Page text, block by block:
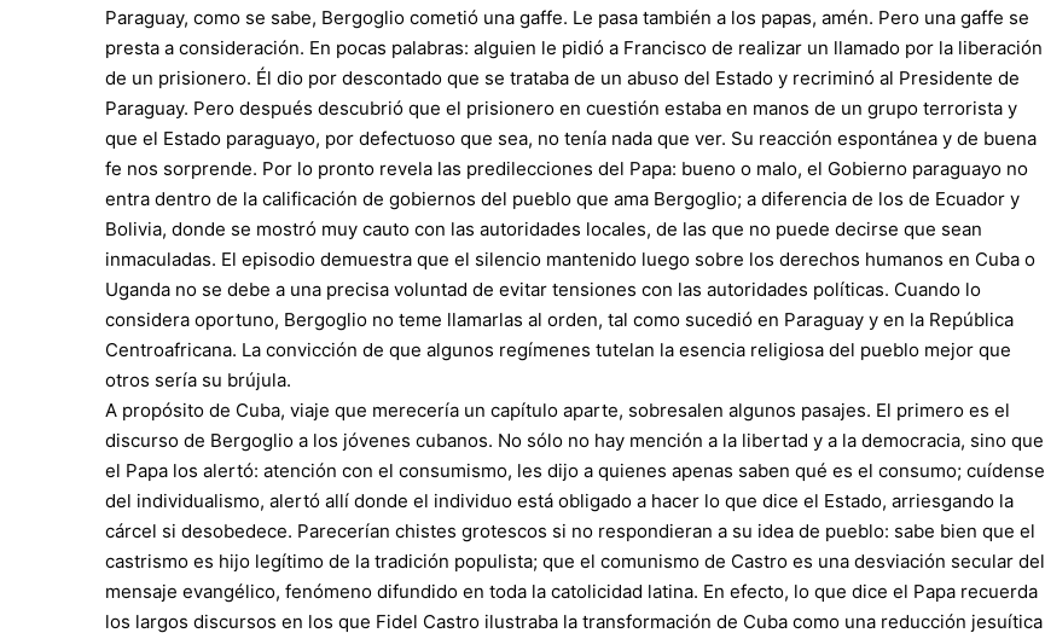
Paraguay, como se sabe, Bergoglio cometió una gaffe. Le pasa también a los papas, amén. Pero una gaffe se
presta a consideración. En pocas palabras: alguien le pidió a Francisco de realizar un llamado por la liberación
de un prisionero. Él dio por descontado que se trataba de un abuso del Estado y recriminó al Presidente de
Paraguay. Pero después descubrió que el prisionero en cuestión estaba en manos de un grupo terrorista y
que el Estado paraguayo, por defectuoso que sea, no tenía nada que ver. Su reacción espontánea y de buena
fe nos sorprende. Por lo pronto revela las predilecciones del Papa: bueno o malo, el Gobierno paraguayo no
entra dentro de la calificación de gobiernos del pueblo que ama Bergoglio; a diferencia de los de Ecuador y
Bolivia, donde se mostró muy cauto con las autoridades locales, de las que no puede decirse que sean
inmaculadas. El episodio demuestra que el silencio mantenido luego sobre los derechos humanos en Cuba o
Uganda no se debe a una precisa voluntad de evitar tensiones con las autoridades políticas. Cuando lo
considera oportuno, Bergoglio no teme llamarlas al orden, tal como sucedió en Paraguay y en la República
Centroafricana. La convicción de que algunos regímenes tutelan la esencia religiosa del pueblo mejor que
otros sería su brújula.
A propósito de Cuba, viaje que merecería un capítulo aparte, sobresalen algunos pasajes. El primero es el
discurso de Bergoglio a los jóvenes cubanos. No sólo no hay mención a la libertad y a la democracia, sino que
el Papa los alertó: atención con el consumismo, les dijo a quienes apenas saben qué es el consumo; cuídense
del individualismo, alertó allí donde el individuo está obligado a hacer lo que dice el Estado, arriesgando la
cárcel si desobedece. Parecerían chistes grotescos si no respondieran a su idea de pueblo: sabe bien que el
castrismo es hijo legítimo de la tradición populista; que el comunismo de Castro es una desviación secular del
mensaje evangélico, fenómeno difundido en toda la catolicidad latina. En efecto, lo que dice el Papa recuerda
los largos discursos en los que Fidel Castro ilustraba la transformación de Cuba como una reducción jesuítica